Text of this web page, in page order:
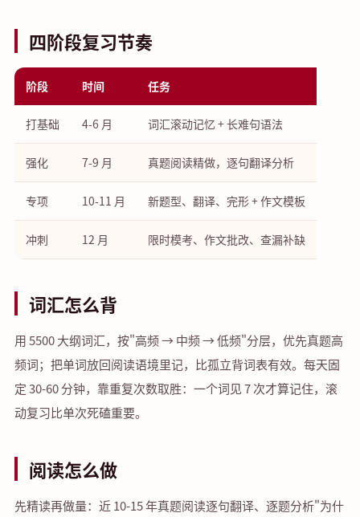
四阶段复习节奏
阶段 时间 任务
打基础 4-6 月 词汇滚动记忆 + 长难句语法
强化 7-9 月 真题阅读精做，逐句翻译分析
专项 10-11 月 新题型、翻译、完形 + 作文模板
冲刺 12 月 限时模考、作文批改、查漏补缺
词汇怎么背
用 5500 大纲词汇，按"高频 → 中频 → 低频"分层，优先真题高
频词；把单词放回阅读语境里记，比孤立背词表有效。每天固
定 30-60 分钟，靠重复次数取胜：一个词见 7 次才算记住，滚
动复习比单次死磕重要。
阅读怎么做
先精读再做量：近 10-15 年真题阅读逐句翻译、逐题分析"为什